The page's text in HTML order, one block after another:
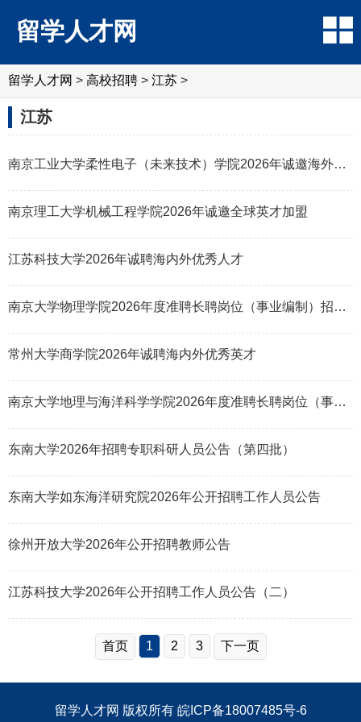
留学人才网
留学人才网 > 高校招聘 > 江苏 >
江苏
南京工业大学柔性电子（未来技术）学院2026年诚邀海外英才
南京理工大学机械工程学院2026年诚邀全球英才加盟
江苏科技大学2026年诚聘海内外优秀人才
南京大学物理学院2026年度准聘长聘岗位（事业编制）招聘公告
常州大学商学院2026年诚聘海内外优秀英才
南京大学地理与海洋科学学院2026年度准聘长聘岗位（事业编制）招聘公告
东南大学2026年招聘专职科研人员公告（第四批）
东南大学如东海洋研究院2026年公开招聘工作人员公告
徐州开放大学2026年公开招聘教师公告
江苏科技大学2026年公开招聘工作人员公告（二）
首页 1 2 3 下一页
留学人才网 版权所有 皖ICP备18007485号-6